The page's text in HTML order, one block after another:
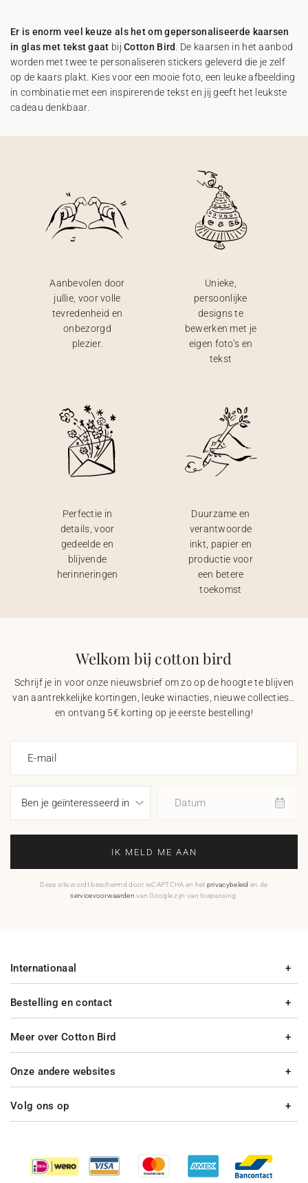
Er is enorm veel keuze als het om gepersonaliseerde kaarsen
in glas met tekst gaat bijCotton Bird
. De kaarsen in het aanbod
worden met twee te personaliseren stickers geleverd die je zelf
op de kaars plakt. Kies voor een mooie foto, een leuke afbeelding
in combinatie met een inspirerende tekst en jij geeft het leukste
cadeau denkbaar.
Aanbevolen door
jullie, voor volle
tevredenheid en
onbezorgd
plezier.
Unieke,
persoonlijke
designs te
bewerken met je
eigen foto’s en
tekst
Perfectie in
details, voor
gedeelde en
blijvende
herinneringen
Duurzame en
verantwoorde
inkt, papier en
productie voor
een betere
toekomst
Welkom bij cotton bird
Schrijf je in voor onze nieuwsbrief om zo op de hoogte te blijven
van aantrekkelijke kortingen, leuke winacties, nieuwe collecties…
en ontvang 5€ korting op je eerste bestelling!
E-mail
Datum
IK MELD ME AAN
Deze site wordt beschermd door reCAPTCHA en het privacybeleid en de
servicevoorwaarden van Google zijn van toepassing.
Bestelling en contact
Meer over Cotton Bird
Internationaal
Onze andere websites
Volg ons op